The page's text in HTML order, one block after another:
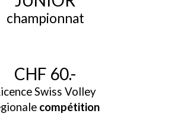
championnat
CHF 60.-
Swiss Volley
compétition